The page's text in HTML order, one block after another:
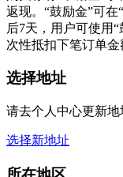
返现。“鼓励金”可在
后7天，用户可使用
次性抵扣下笔订单金
选择地址
请去个人中心更新
选择新地址